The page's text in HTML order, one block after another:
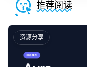
推荐阅读
资源分享